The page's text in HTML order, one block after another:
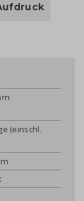
(einschl.